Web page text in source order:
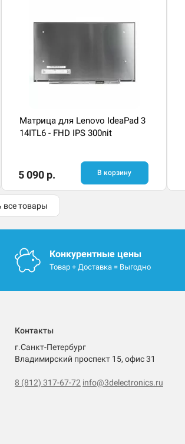
Матрица для Lenovo IdeaPad 3
14ITL6 - FHD IPS 300nit
5 090 р. В корзину
все товары
Конкурентные цены
Товар + Доставка = Выгодно
Контакты
г.Санкт-Петербург
Владимирский проспект 15, офис 31
8 (812) 317-67-72 info@3delectronics.ru